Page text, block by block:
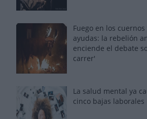
Fuego en los
ayudas: la rebelión
enciende el debate
carrer'
La salud mental ya
cinco bajas laborales